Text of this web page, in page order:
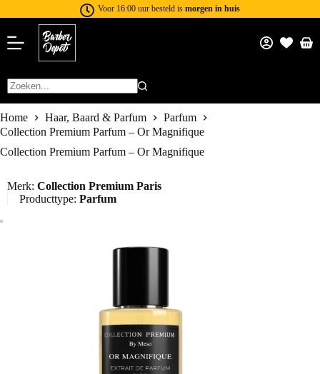
Voor 16:00 uur besteld is morgen in huis
Home Haar, Baard & Parfum
Parfum
Collection Premium Parfum – Or Magnifique
Collection Premium Parfum – Or Magnifique
Merk: Collection Premium Paris
Producttype: Parfum